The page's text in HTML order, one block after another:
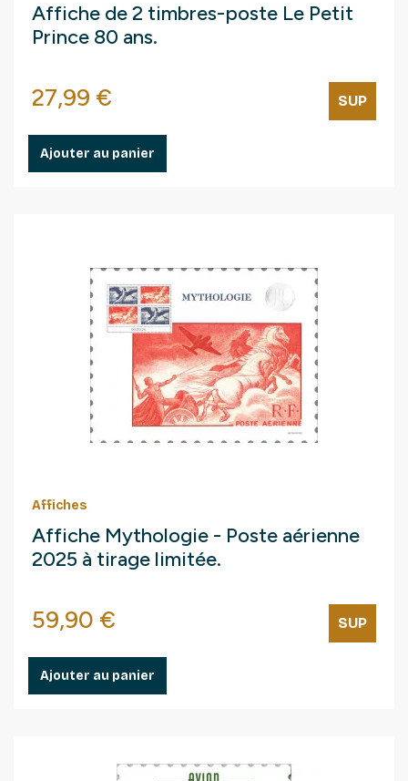
Affiche de 2 timbres-poste Le Petit
Prince 80 ans.
Prix
27,99 € SUP
Ajouter au panier
Affiches
Affiche Mythologie - Poste aérienne
2025 à tirage limitée.
Prix
59,90 € SUP
Ajouter au panier